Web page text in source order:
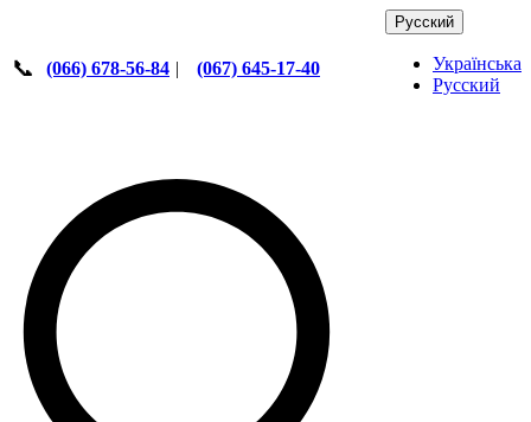
📞 (066) 678-56-84 | (067) 645-17-40
Русский
Українська
Русский